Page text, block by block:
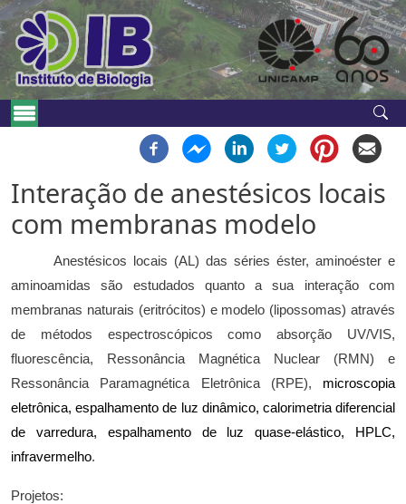
Pular para o conteúdo principal
Navegação principal
Interação de anestésicos locais
com membranas modelo
Anestésicos locais (AL) das séries éster, aminoéster e
aminoamidas são estudados quanto a sua interação com
membranas naturais (eritrócitos) e modelo (lipossomas) através
de métodos espectroscópicos como absorção UV/VIS,
fluorescência, Ressonância Magnética Nuclear (RMN) e
Ressonância Paramagnética Eletrônica (RPE), microscopia
eletrônica, espalhamento de luz dinâmico, calorimetria diferencial
de varredura, espalhamento de luz quase-elástico, HPLC,
infravermelho.
Projetos: